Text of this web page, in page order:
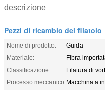
descrizione
Pezzi di ricambio del filatoio
Nome di prodotto:
Guida
Materiale:
Fibra
Classificazione:
Filatura di
Processo meccanico:Macchina a